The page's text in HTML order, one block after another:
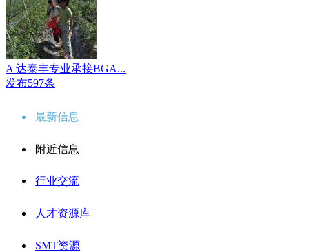
A 达泰丰专业承接BGA...
发布597条
最新信息
附近信息
行业交流
人才资源库
SMT资源